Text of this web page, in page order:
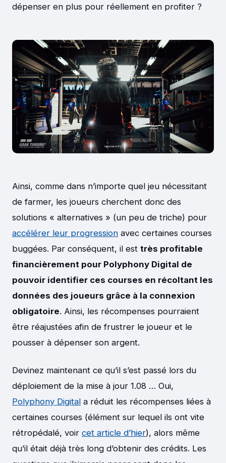
dépenser en plus pour réellement en profiter ?
Ainsi, comme dans n’importe quel jeu nécessitant
de farmer, les joueurs cherchent donc des
solutions « alternatives » (un peu de triche) pour
accélérer leur progression avec certaines courses
buggées. Par conséquent, il est très profitable
financièrement pour Polyphony Digital de
pouvoir identifier ces courses en récoltant les
données des joueurs grâce à la connexion
obligatoire. Ainsi, les récompenses pourraient
être réajustées afin de frustrer le joueur et le
pousser à dépenser son argent.
Devinez maintenant ce qu’il s’est passé lors du
déploiement de la mise à jour 1.08 … Oui,
Polyphony Digital a réduit les récompenses liées à
certaines courses (élément sur lequel ils ont vite
rétropédalé, voir cet article d’hier), alors même
qu’il était déjà très long d’obtenir des crédits. Les